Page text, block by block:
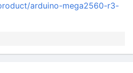
arduino-mega2560-r3-